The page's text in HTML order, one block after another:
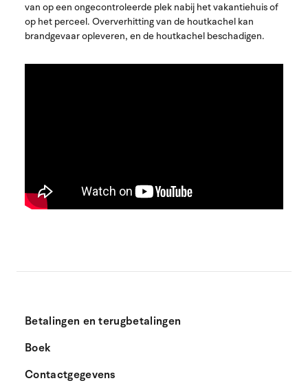
Betalingen en terugbetalingen
Boek
Contactgegevens
van op een ongecontroleerde plek nabij het vakantiehuis of
op het perceel. Oververhitting van de houtkachel kan
brandgevaar opleveren, en de houtkachel beschadigen.